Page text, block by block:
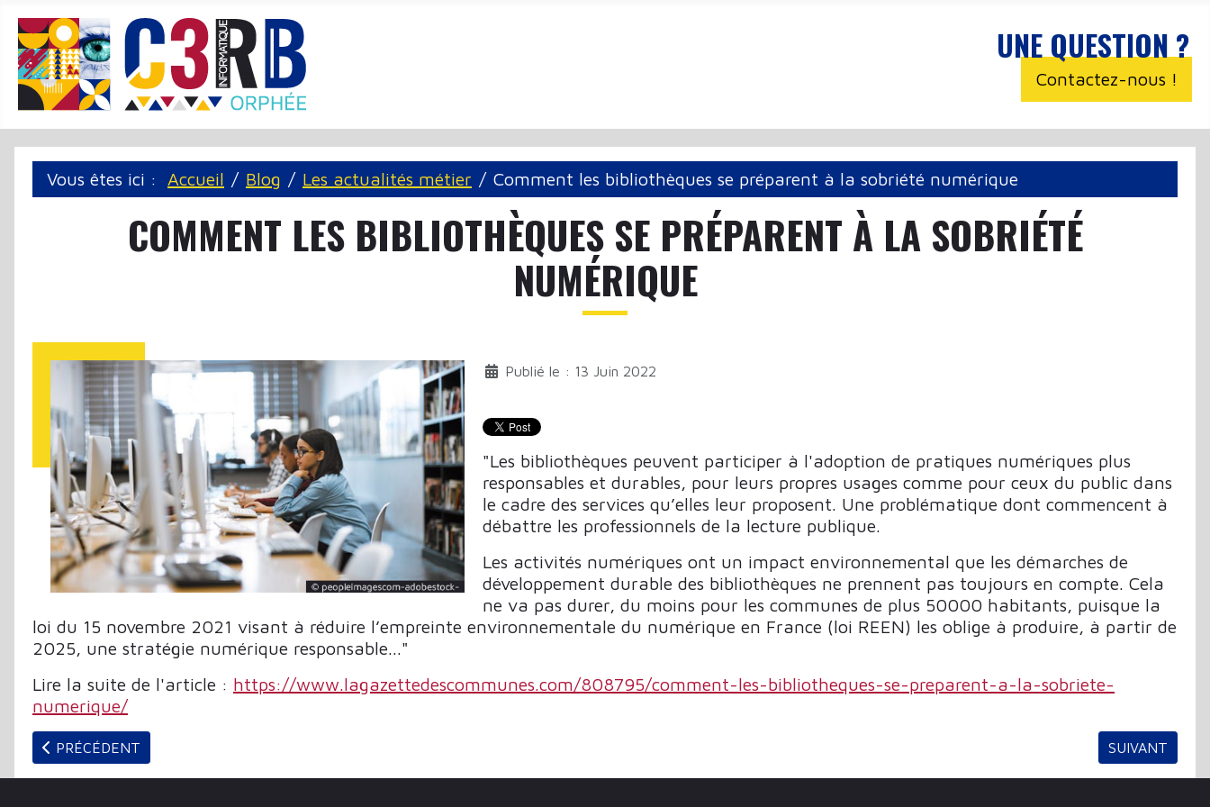
UNE QUESTION ?
Contactez-nous !
Vous êtes ici : Accueil Blog Les actualités métier Comment les bibliothèques se préparent à la sobriété numérique
COMMENT LES BIBLIOTHÈQUES SE PRÉPARENT À LA SOBRIÉTÉ
NUMÉRIQUE
Publié le : 13 Juin 2022
"Les bibliothèques peuvent participer à l'adoption de pratiques numériques plus
responsables et durables, pour leurs propres usages comme pour ceux du public dans
le cadre des services qu’elles leur proposent. Une problématique dont commencent à
débattre les professionnels de la lecture publique.
Les activités numériques ont un impact environnemental que les démarches de
développement durable des bibliothèques ne prennent pas toujours en compte. Cela
ne va pas durer, du moins pour les communes de plus 50000 habitants, puisque la
loi du 15 novembre 2021 visant à réduire l’empreinte environnementale du numérique en France (loi REEN) les oblige à produire, à partir de
2025, une stratégie numérique responsable..."
Lire la suite de l'article : https://www.lagazettedescommunes.com/808795/comment-les-bibliotheques-se-preparent-a-la-sobriete-
numerique/
ARTICLE PRÉCÉDENT : BALISAGES 4 | 2022 - RÉCIT ET MÉDIATION DES COLLECTIONS
PRÉCÉDENT ARTICLE
SUIVANT